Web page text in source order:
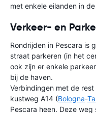
met enkele eilanden in
Verkeer- en
Rondrijden in Pescara is
straat parkeren (in het
ook zijn er enkele
bij de haven.
Verbindingen met de rest
kustweg A14 (Bologna-
Pescara heen. Deze